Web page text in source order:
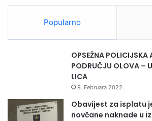
Popularno
OPSEŽNA POLICIJSKA
PODRUČJU OLOVA –
LICA
9. Februara 2022.
Obavijest za isplatu
novčane naknade u